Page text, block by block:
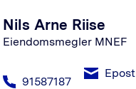
Nils Arne Riise
Eiendomsmegler MNEF
91587187
Epost